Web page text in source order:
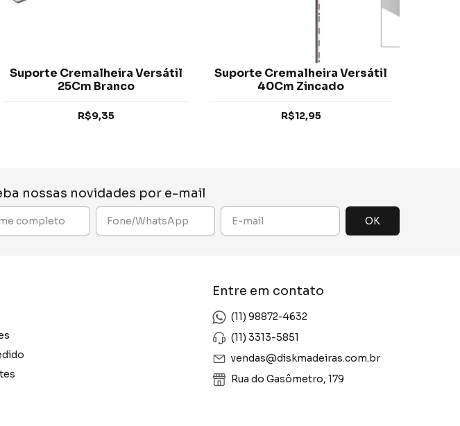
Suporte Cremalheira Versátil
25Cm Branco
R$9,35
Suporte Cremalheira Versátil
40Cm Zincado
R$12,95
nossas novidades por e-mail
Entre em contato
(11) 98872-4632
(11) 3313-5851
vendas@diskmadeiras.com.br
Rua do Gasômetro, 179